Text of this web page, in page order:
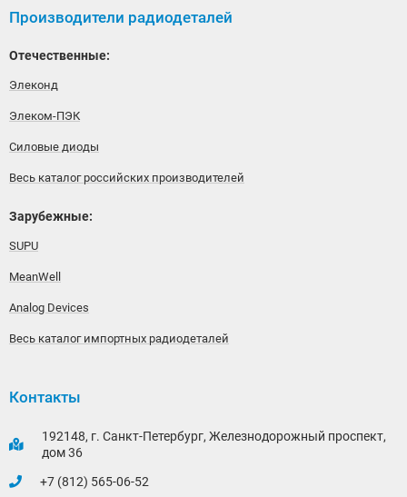
Производители радиодеталей
Отечественные:
Элеконд
Элеком-ПЭК
Силовые диоды
Весь каталог российских производителей
Зарубежные:
SUPU
MeanWell
Analog Devices
Весь каталог импортных радиодеталей
Контакты
192148, г. Санкт-Петербург, Железнодорожный проспект,
дом 36
+7 (812) 565-06-52